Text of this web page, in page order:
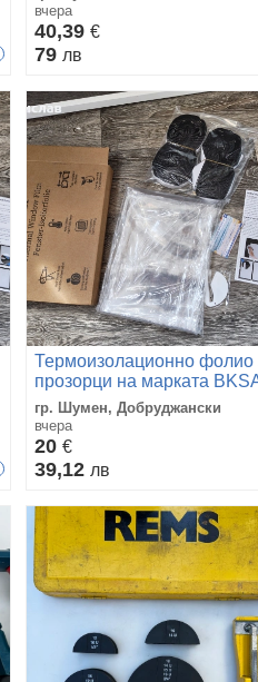
вчера
40,39 €
79 лв
Термоизолационно фолио
прозорци на марката
гр. Шумен, Добруджански
вчера
20 €
39,12 лв